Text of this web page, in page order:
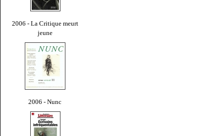
2006 - La Critique meurt
jeune
2006 - Nunc